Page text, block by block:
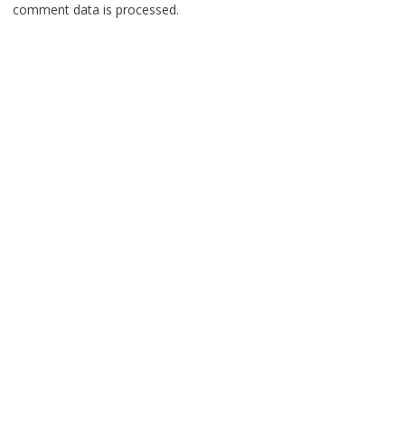
comment data is processed.